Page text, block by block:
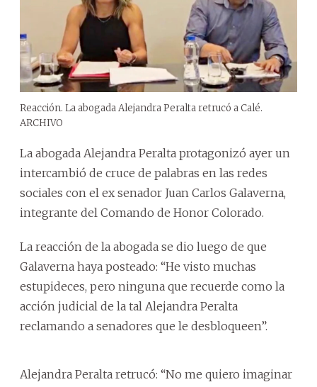
Reacción. La abogada Alejandra Peralta retrucó a Calé.
ARCHIVO
La abogada Alejandra Peralta protagonizó ayer un
intercambió de cruce de palabras en las redes
sociales con el ex senador Juan Carlos Galaverna,
integrante del Comando de Honor Colorado.
La reacción de la abogada se dio luego de que
Galaverna haya posteado: “He visto muchas
estupideces, pero ninguna que recuerde como la
acción judicial de la tal Alejandra Peralta
reclamando a senadores que le desbloqueen”.
Alejandra Peralta retrucó: “No me quiero imaginar